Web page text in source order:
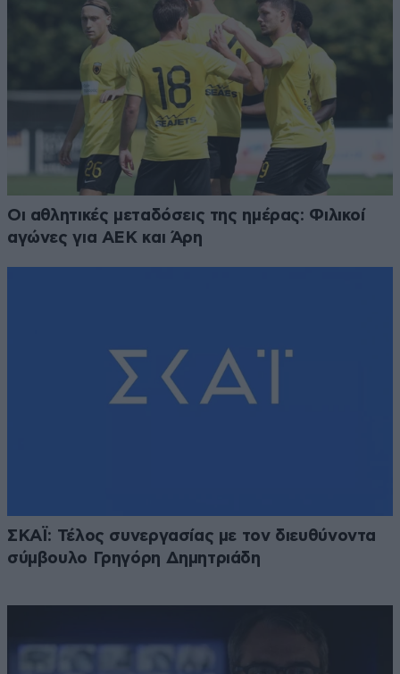
Οι αθλητικές μεταδόσεις της ημέρας: Φιλικοί
αγώνες για ΑΕΚ και Άρη
ΣΚΑΪ: Τέλος συνεργασίας με τον διευθύνοντα
σύμβουλο Γρηγόρη Δημητριάδη